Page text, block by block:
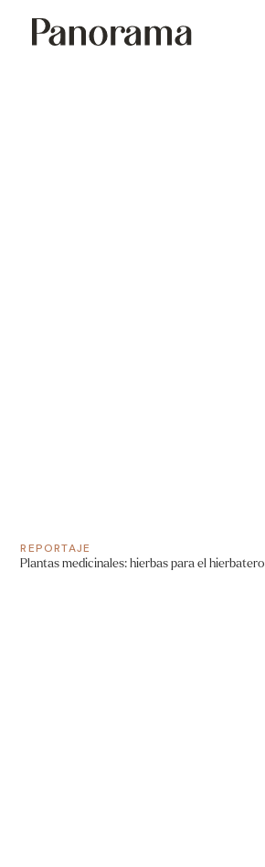
REPORTAJE
Plantas medicinales: hierbas para el hierbatero